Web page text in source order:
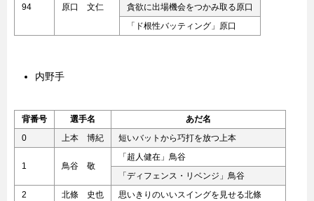
94 原口 文仁
貪欲に出場機会をつかみ取る原口
「ド根性バッティング」原口
内野手
背番号 選手名
あだ名
0
上本 博紀 短いバットから巧打を放つ上本
1 鳥谷 敬
「超人健在」鳥谷
「ディフェンス・リベンジ」鳥谷
2
北條 史也 思いきりのいいスイングを見せる北條